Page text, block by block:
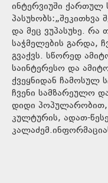
ინტერვიუში ქართულ
პასუხობს:„შეკითხვა
და მეც ვუპასუხე.
საჭმელების გარდა,
გვაქვს. სწორედ
საინტერესო და
ქვეყნიდან ჩამოსულ
ჩვენი სამზარეულო
დიდი პოპულარობით,
კულტურის, ადათ-